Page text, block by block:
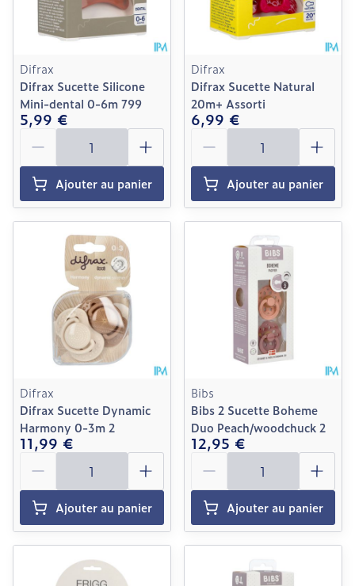
Difrax
Difrax Sucette Silicone
Mini-dental 0-6m 799
5,99 €
Quantité
Ajouter au panier
Difrax
Difrax Sucette Natural
20m+ Assorti
6,99 €
Quantité
Ajouter au panier
Difrax
Difrax Sucette Dynamic
Harmony 0-3m 2
11,99 €
Quantité
Ajouter au panier
Bibs
Bibs 2 Sucette Boheme
Duo Peach/woodchuck 2
12,95 €
Quantité
Ajouter au panier